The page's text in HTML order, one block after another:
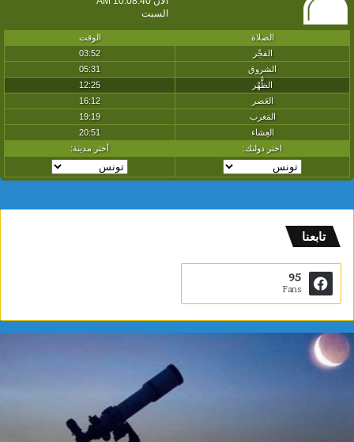
تابعنا
95
Fans
مدينة
العلوم:
فلكيًا